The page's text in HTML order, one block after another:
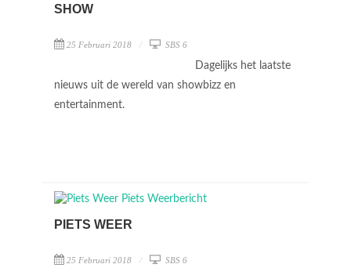
SHOW
25 Februari 2018 SBS 6
Dagelijks het laatste
nieuws uit de wereld van showbizz en
entertainment.
PIETS WEER
25 Februari 2018 SBS 6